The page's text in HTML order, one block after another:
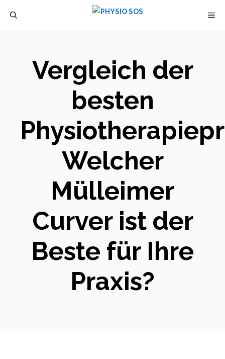
Vergleich der
besten
Welcher
Mülleimer
Curver ist der
Beste für Ihre
Praxis?